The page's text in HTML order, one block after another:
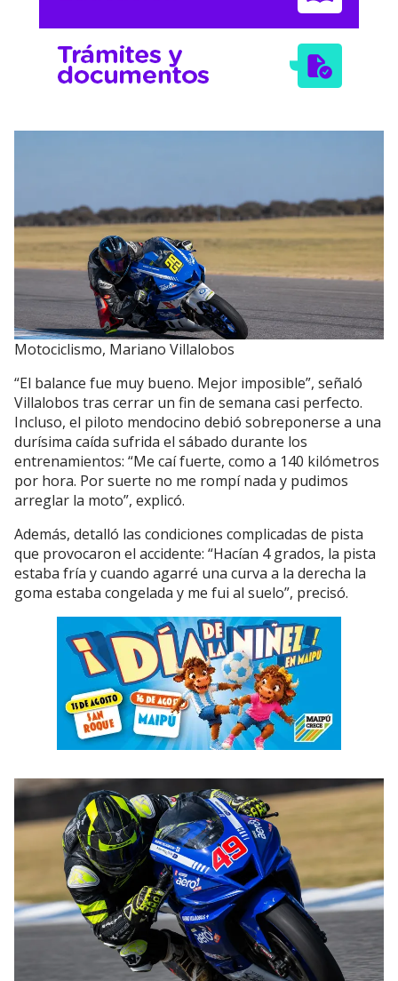
Motociclismo, Mariano Villalobos
“El balance fue muy bueno. Mejor imposible”, señaló
Villalobos tras cerrar un fin de semana casi perfecto.
Incluso, el piloto mendocino debió sobreponerse a una
durísima caída sufrida el sábado durante los
entrenamientos: “Me caí fuerte, como a 140 kilómetros
por hora. Por suerte no me rompí nada y pudimos
arreglar la moto”, explicó.
Además, detalló las condiciones complicadas de pista
que provocaron el accidente: “Hacían 4 grados, la pista
estaba fría y cuando agarré una curva a la derecha la
goma estaba congelada y me fui al suelo”, precisó.